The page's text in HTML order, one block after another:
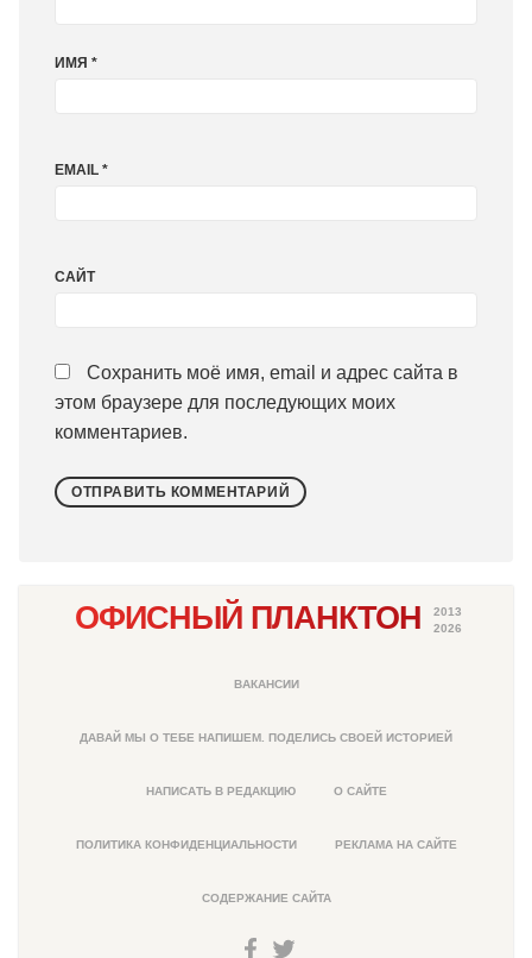
ИМЯ *
EMAIL *
САЙТ
Сохранить моё имя, email и адрес сайта в
этом браузере для последующих моих
комментариев.
ОФИСНЫЙ ПЛАНКТОН
2013
2026
ВАКАНСИИ
ДАВАЙ МЫ О ТЕБЕ НАПИШЕМ. ПОДЕЛИСЬ СВОЕЙ ИСТОРИЕЙ
НАПИСАТЬ В РЕДАКЦИЮ О САЙТЕ
ПОЛИТИКА КОНФИДЕНЦИАЛЬНОСТИ РЕКЛАМА НА САЙТЕ
СОДЕРЖАНИЕ САЙТА